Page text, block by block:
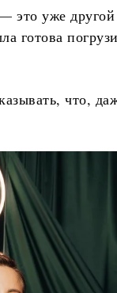
уже
готова
что,